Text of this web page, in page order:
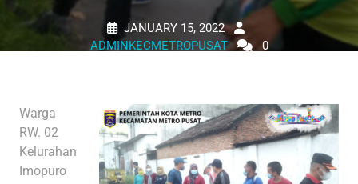
JANUARY 15, 2022
ADMINKECMETROPUSAT
0
Warga
RW. 02
Kelurahan
Imopuro